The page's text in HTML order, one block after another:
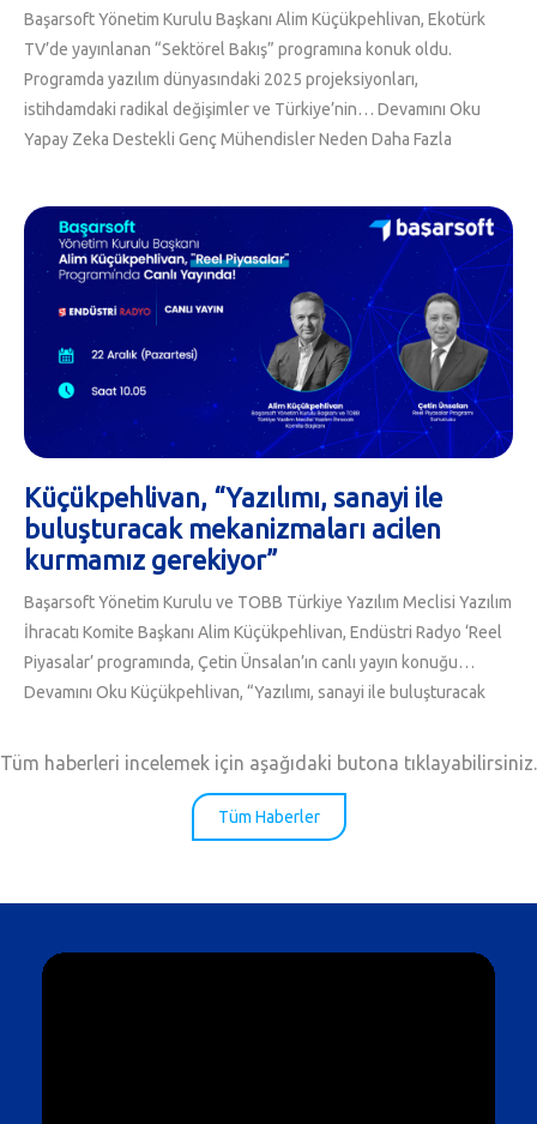
Başarsoft Yönetim Kurulu Başkanı Alim Küçükpehlivan, Ekotürk
TV’de yayınlanan “Sektörel Bakış” programına konuk oldu.
Programda yazılım dünyasındaki 2025 projeksiyonları,
istihdamdaki radikal değişimler ve Türkiye’nin… Devamını Oku
Yapay Zeka Destekli Genç Mühendisler Neden Daha Fazla
Devamını Oku
Küçükpehlivan, “Yazılımı, sanayi ile
buluşturacak mekanizmaları acilen
kurmamız gerekiyor”
Başarsoft Yönetim Kurulu ve TOBB Türkiye Yazılım Meclisi Yazılım
İhracatı Komite Başkanı Alim Küçükpehlivan, Endüstri Radyo ‘Reel
Piyasalar’ programında, Çetin Ünsalan’ın canlı yayın konuğu…
Devamını Oku Küçükpehlivan, “Yazılımı, sanayi ile buluşturacak
Tüm haberleri incelemek için aşağıdaki butona tıklayabilirsiniz.
Tüm Haberler